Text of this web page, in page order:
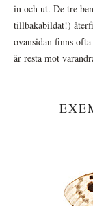
in och ut. De tre
tillbakabildat!)
ovansidan finns
är resta mot